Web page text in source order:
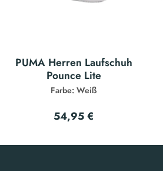
PUMA Herren Laufschuh
Pounce Lite
Farbe: Weiß
54,95 €